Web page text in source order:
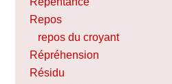
Repos
repos du croyant
Répréhension
Résidu